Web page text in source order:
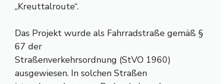
„Kreuttalroute“.
Das Projekt wurde als Fahrradstraße gemäß §
67 der
Straßenverkehrsordnung (StVO 1960)
ausgewiesen. In solchen Straßen